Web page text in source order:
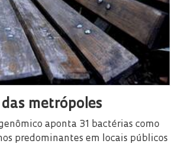
metrópoles
aponta 31 bactérias como
predominantes em locais públicos